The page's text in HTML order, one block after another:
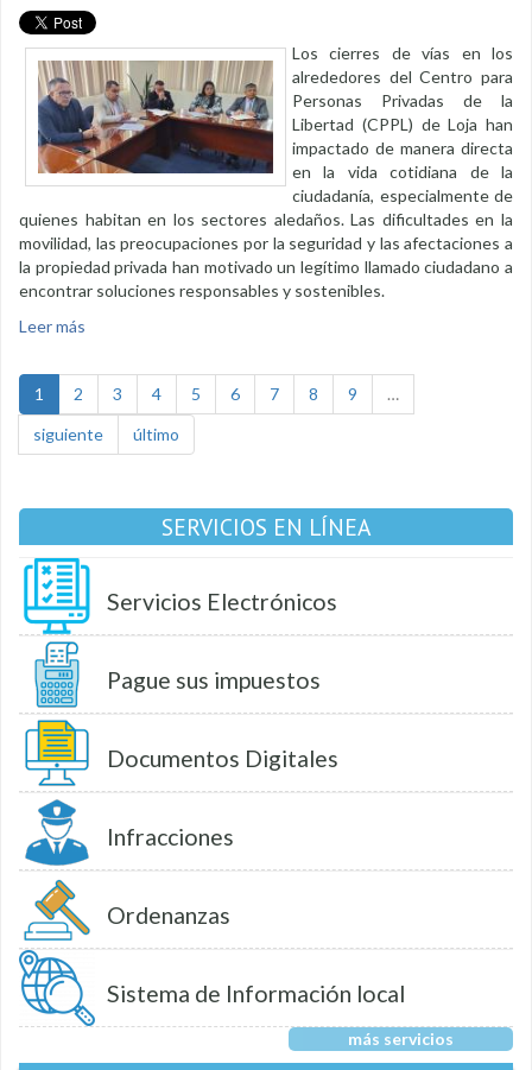
Los cierres de vías en los
alrededores del Centro para
Personas Privadas de la
Libertad (CPPL) de Loja han
impactado de manera directa
en la vida cotidiana de la
ciudadanía, especialmente de
quienes habitan en los sectores aledaños. Las dificultades en la
movilidad, las preocupaciones por la seguridad y las afectaciones a
la propiedad privada han motivado un legítimo llamado ciudadano a
encontrar soluciones responsables y sostenibles.
Leer más
1 2 3 4 5 6 7 8 9
…
siguiente
último
SERVICIOS EN LÍNEA
Servicios Electrónicos
Pague sus impuestos
Documentos Digitales
Infracciones
Ordenanzas
Sistema de Información local
más servicios